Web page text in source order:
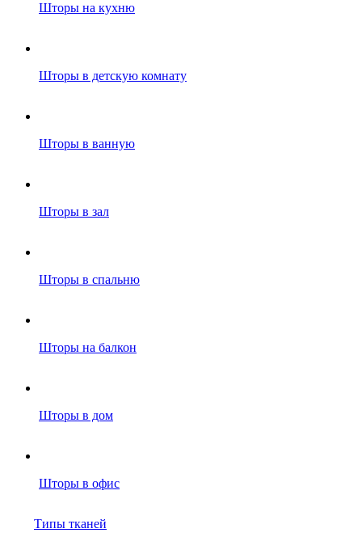
Шторы на кухню
Шторы в детскую комнату
Шторы в ванную
Шторы в зал
Шторы в спальню
Шторы на балкон
Шторы в дом
Шторы в офис
Типы тканей